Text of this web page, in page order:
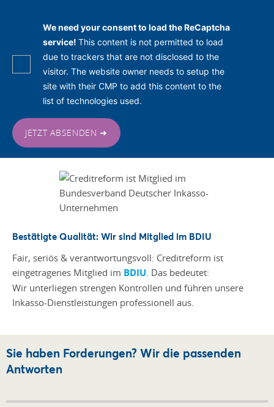
We need your consent to load the ReCaptcha
service! This content is not permitted to load
due to trackers that are not disclosed to the
visitor. The website owner needs to setup the
site with their CMP to add this content to the
list of technologies used.
JETZT ABSENDEN ➜
Bestätigte Qualität: Wir sind Mitglied im BDIU
Fair, seriös & verantwortungsvoll: Creditreform ist
eingetragenes Mitglied im BDIU . Das bedeutet:
Wir unterliegen strengen Kontrollen und führen unsere
Inkasso-Dienstleistungen professionell aus.
Sie haben Forderungen? Wir die passenden
Antworten